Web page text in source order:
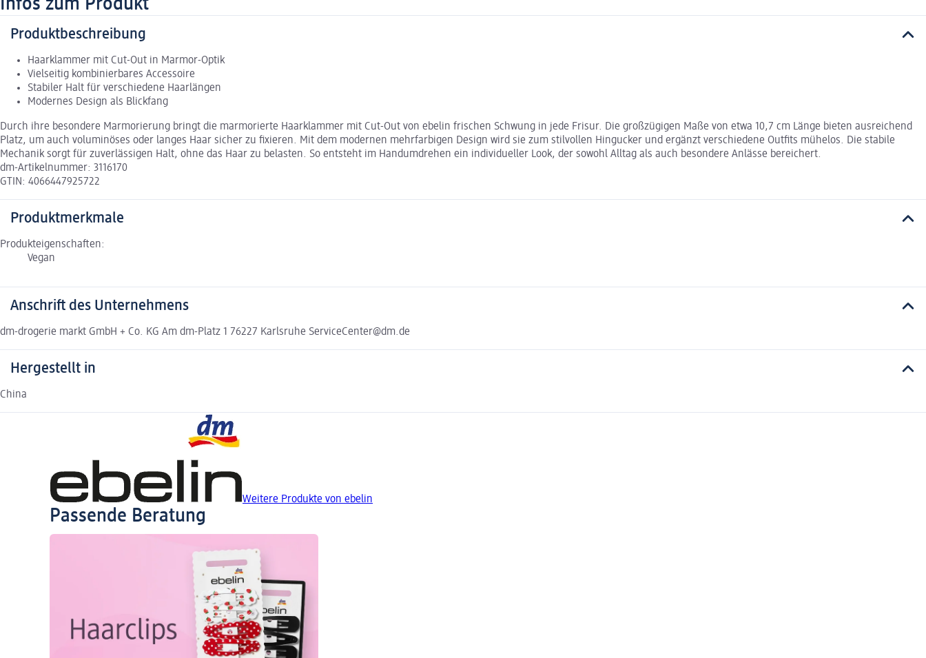
Infos zum Produkt
Produktbeschreibung
Haarklammer mit Cut-Out in Marmor-Optik
Vielseitig kombinierbares Accessoire
Stabiler Halt für verschiedene Haarlängen
Modernes Design als Blickfang
Durch ihre besondere Marmorierung bringt die marmorierte Haarklammer mit Cut-Out von ebelin frischen Schwung in jede Frisur. Die großzügigen Maße von etwa 10,7 cm Länge bieten ausreichend
Platz, um auch voluminöses oder langes Haar sicher zu fixieren. Mit dem modernen mehrfarbigen Design wird sie zum stilvollen Hingucker und ergänzt verschiedene Outfits mühelos. Die stabile
Mechanik sorgt für zuverlässigen Halt, ohne das Haar zu belasten. So entsteht im Handumdrehen ein individueller Look, der sowohl Alltag als auch besondere Anlässe bereichert.
dm-Artikelnummer: 3116170
GTIN: 4066447925722
Produktmerkmale
Produkteigenschaften:
Vegan
Anschrift des Unternehmens
dm-drogerie markt GmbH + Co. KG Am dm-Platz 1 76227 Karlsruhe ServiceCenter@dm.de
Hergestellt in
China
Weitere Produkte von ebelin
Passende Beratung